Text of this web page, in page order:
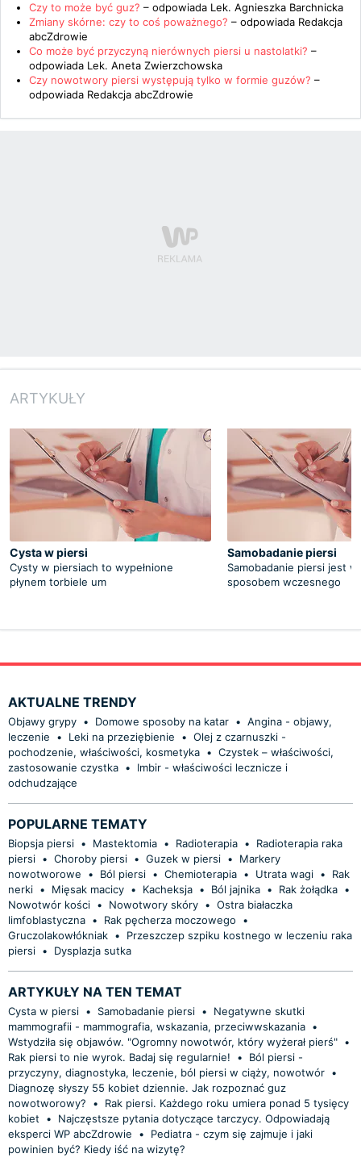
Czy to może być guz? – odpowiada Lek. Agnieszka Barchnicka
Zmiany skórne: czy to coś poważnego? – odpowiada Redakcja
abcZdrowie
Co może być przyczyną nierównych piersi u nastolatki? –
odpowiada Lek. Aneta Zwierzchowska
Czy nowotwory piersi występują tylko w formie guzów? –
odpowiada Redakcja abcZdrowie
ARTYKUŁY
Cysta w piersi
Cysty w piersiach to wypełnione
płynem torbiele um
Samobadanie piersi
Samobadanie piersi jest
sposobem wczesnego
AKTUALNE TRENDY
Objawy grypy • Domowe sposoby na katar • Angina - objawy,
leczenie
• Leki na przeziębienie • Olej z czarnuszki -
pochodzenie, właściwości, kosmetyka • Czystek – właściwości,
zastosowanie czystka •
Imbir - właściwości lecznicze i
odchudzające
POPULARNE TEMATY
Biopsja piersi • Mastektomia • Radioterapia •
Radioterapia raka
piersi • Choroby piersi • Guzek w piersi •
Markery
nowotworowe
• Ból piersi • Chemioterapia • Utrata wagi •
Rak
nerki • Mięsak macicy • Kacheksja • Ból jajnika • Rak żołądka •
Nowotwór kości • Nowotwory skóry • Ostra białaczka
limfoblastyczna • Rak pęcherza moczowego
•
Gruczolakowłókniak •
Przeszczep szpiku kostnego w leczeniu raka
piersi • Dysplazja sutka
ARTYKUŁY NA TEN TEMAT
Cysta w piersi • Samobadanie piersi •
Negatywne skutki
mammografii - mammografia, wskazania, przeciwwskazania •
Wstydziła się objawów. "Ogromny nowotwór, który wyżerał pierś" •
Rak piersi to nie wyrok. Badaj się regularnie!
•
Ból piersi -
przyczyny, diagnostyka, leczenie, ból piersi w ciąży, nowotwór •
Diagnozę słyszy 55 kobiet dziennie. Jak rozpoznać guz
nowotworowy?
•
Rak piersi. Każdego roku umiera ponad 5 tysięcy
kobiet
•
Najczęstsze pytania dotyczące tarczycy. Odpowiadają
eksperci WP abcZdrowie
•
Pediatra - czym się zajmuje i jaki
powinien być? Kiedy iść na wizytę?